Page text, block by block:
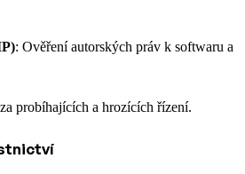
: Ověření autorských práv k softwaru a
probíhajících a hrozících řízení.